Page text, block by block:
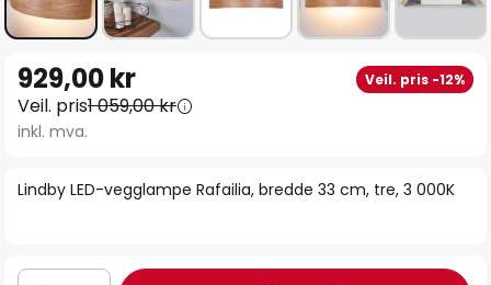
begynnelsen
av
Lindby LED-vegglampe Rafailia, bredde 33 cm, tre, 3 000K
929,00 kr Veil. pris -12%
Veil. pris1 059,00 kr
inkl. mva.